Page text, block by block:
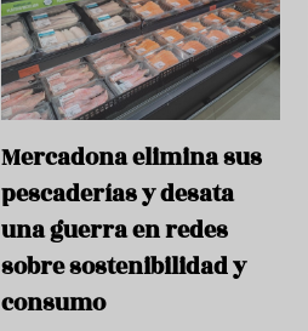
Mercadona elimina sus
pescaderías y desata
una guerra en redes
sobre sostenibilidad y
consumo